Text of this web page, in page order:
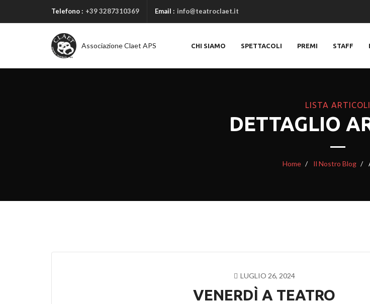
Telefono : +39 3287310369 Email : info@teatroclaet.it
Associazione Claet APS CHI SIAMO SPETTACOLI PREMI STAFF
LISTA ARTICOLI
DETTAGLIO
Home Il Nostro Blog
LUGLIO 26, 2024
VENERDÌ A TEATRO